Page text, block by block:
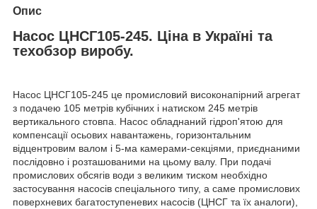
Опис
Насос ЦНСГ105-245. Ціна в Україні та
техобзор виробу.
Насос ЦНСГ105-245 це промисловий високонапірний агрегат
з подачею 105 метрів кубічних і натиском 245 метрів
вертикального стовпа. Насос обладнаний гідроп'ятою для
компенсації осьових навантажень, горизонтальним
відцентровим валом і 5-ма камерами-секціями, приєднаними
послідовно і розташованими на цьому валу. При подачі
промислових обсягів води з великим тиском необхідно
застосування насосів спеціального типу, а саме промислових
поверхневих багатоступеневих насосів (ЦНСГ та їх аналоги),